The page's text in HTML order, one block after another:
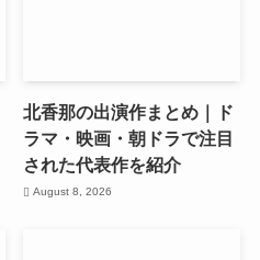
北香那の出演作まとめ｜ド
ラマ・映画・朝ドラで注目
された代表作を紹介
August 8, 2026